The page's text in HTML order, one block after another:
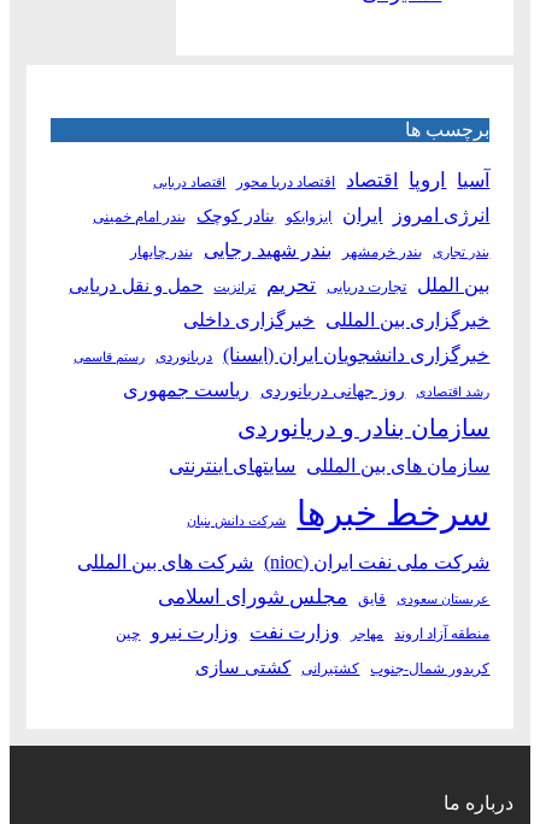
برچسب ها
آسیا اروپا اقتصاد اقتصاد دریا محور اقتصاد دریایی
انرژی امروز ایران ایزوایکو بنادر کوچک بندر امام خمینی
بندر تجاری بندر خرمشهر بندر شهید رجایی بندر چابهار
بین الملل تجارت دریایی تحریم ترانزیت حمل و نقل دریایی
خبرگزاری بین المللی خبرگزاری داخلی
خبرگزاری دانشجویان ایران (ایسنا)
دریانوردی رستم قاسمی
رشد اقتصادی روز جهانی دریانوردی ریاست جمهوری
سازمان بنادر و دریانوردی
سازمان های بین المللی سایتهای اینترنتی
سرخط خبرها شرکت دانش بنیان
شرکت ملی نفت ایران (nioc) شرکت های بین المللی
عربستان سعودی قایق مجلس شورای اسلامی
منطقه آزاد اروند مهاجر وزارت نفت وزارت نیرو چین
کریدور شمال-جنوب کشتیرانی کشتی سازی
درباره ما